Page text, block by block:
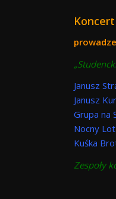
Janusz
Janusz
Grupa na
Nocny Lot
Kuśka
Zespoły